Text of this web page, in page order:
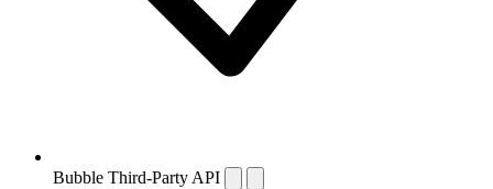
Bubble Third-Party API